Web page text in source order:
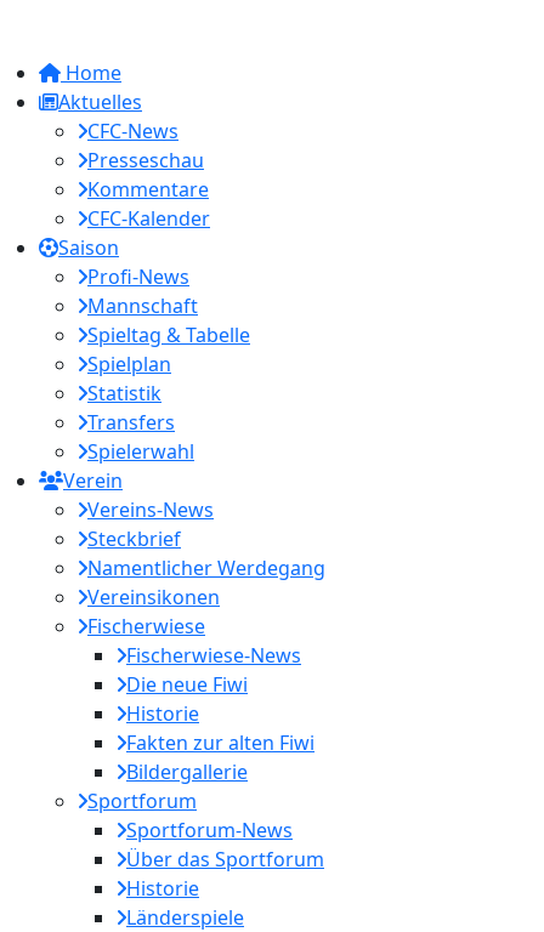
Home
Aktuelles
CFC-News
Presseschau
Kommentare
CFC-Kalender
Saison
Profi-News
Mannschaft
Spieltag & Tabelle
Spielplan
Statistik
Transfers
Spielerwahl
Verein
Vereins-News
Steckbrief
Namentlicher Werdegang
Vereinsikonen
Fischerwiese
Fischerwiese-News
Die neue Fiwi
Historie
Fakten zur alten Fiwi
Bildergallerie
Sportforum
Sportforum-News
Über das Sportforum
Historie
Länderspiele